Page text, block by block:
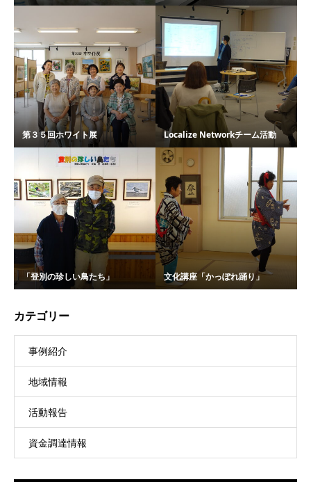
第３５回ホワイト展 Localize Networkチーム活動
「登別の珍しい鳥たち」 文化講座「かっぽれ踊り」
カテゴリー
事例紹介
地域情報
活動報告
資金調達情報